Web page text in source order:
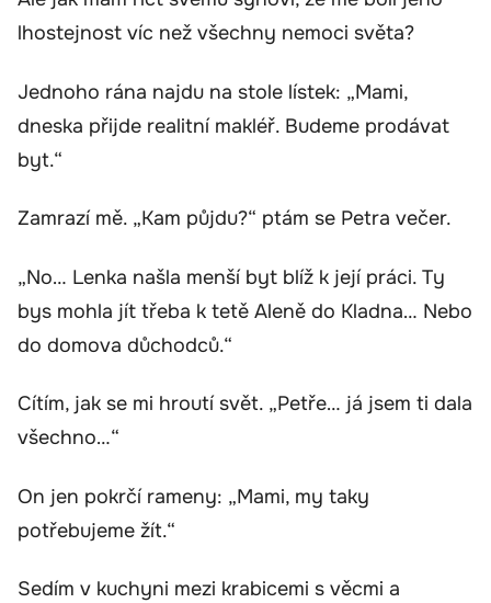
lhostejnost víc než všechny nemoci světa?
Jednoho rána najdu na stole lístek: „Mami,
dneska přijde realitní makléř. Budeme prodávat
byt.“
Zamrazí mě. „Kam půjdu?“ ptám se Petra večer.
„No… Lenka našla menší byt blíž k její práci. Ty
bys mohla jít třeba k tetě Aleně do Kladna… Nebo
do domova důchodců.“
Cítím, jak se mi hroutí svět. „Petře… já jsem ti dala
všechno…“
On jen pokrčí rameny: „Mami, my taky
potřebujeme žít.“
Sedím v kuchyni mezi krabicemi s věcmi a